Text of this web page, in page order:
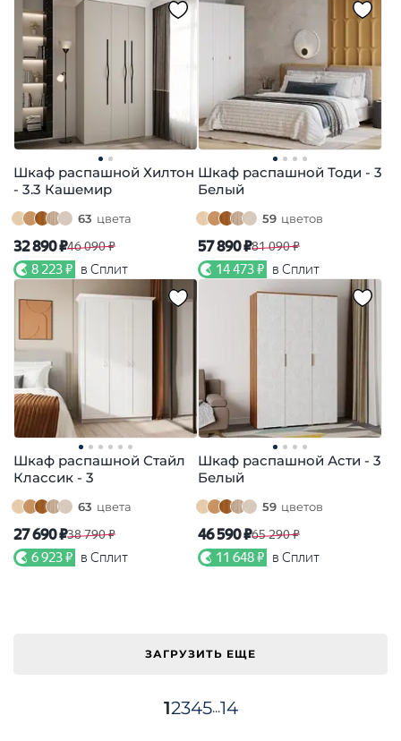
Шкаф распашной Хилтон
- 3.3 Кашемир
63 цвета
32 890 ₽46 090 ₽
8 223 ₽ в Сплит
Шкаф распашной Тоди - 3
Белый
59 цветов
57 890 ₽81 090 ₽
14 473 ₽ в Сплит
Шкаф распашной Стайл
Классик - 3
63 цвета
27 690 ₽38 790 ₽
6 923 ₽ в Сплит
Шкаф распашной Асти - 3
Белый
59 цветов
46 590 ₽65 290 ₽
11 648 ₽ в Сплит
ЗАГРУЗИТЬ ЕЩЕ
12345...14